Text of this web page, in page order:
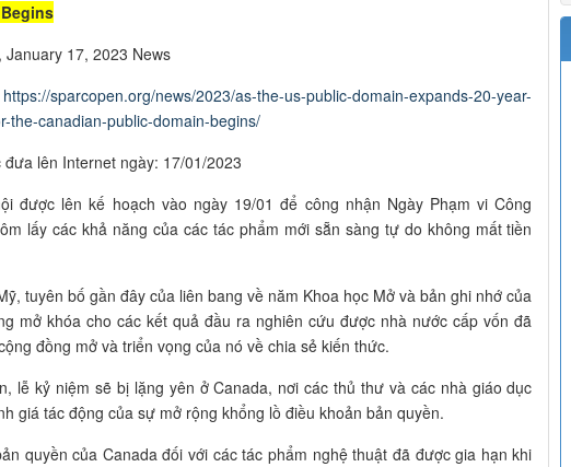
January 17, 2023 News
https://sparcopen.org/news/2023/as-the-us-public-domain-expands-20-year-
the-canadian-public-domain-begins/
đưa lên Internet ngày: 17/01/2023
được lên kế hoạch vào ngày 19/01 để công nhận Ngày Phạm vi Công
lấy các khả năng của các tác phẩm mới sẵn sàng tự do không mất tiền
tuyên bố gần đây của liên bang về năm Khoa học Mở và bản ghi nhớ của
mở khóa cho các kết quả đầu ra nghiên cứu được nhà nước cấp vốn đã
đồng mở và triển vọng của nó về chia sẻ kiến thức.
lễ kỷ niệm sẽ bị lặng yên ở Canada, nơi các thủ thư và các nhà giáo dục
giá tác động của sự mở rộng khổng lồ điều khoản bản quyền.
quyền của Canada đối với các tác phẩm nghệ thuật đã được gia hạn khi